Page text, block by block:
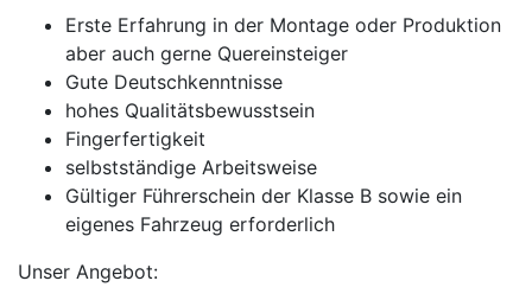
Erste Erfahrung in der Montage oder Produktion
aber auch gerne Quereinsteiger
Gute Deutschkenntnisse
hohes Qualitätsbewusstsein
Fingerfertigkeit
selbstständige Arbeitsweise
Gültiger Führerschein der Klasse B sowie ein
eigenes Fahrzeug erforderlich
Unser Angebot: